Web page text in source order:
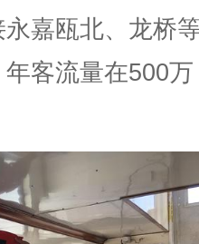
嘉瓯北、龙桥
客流量在500万